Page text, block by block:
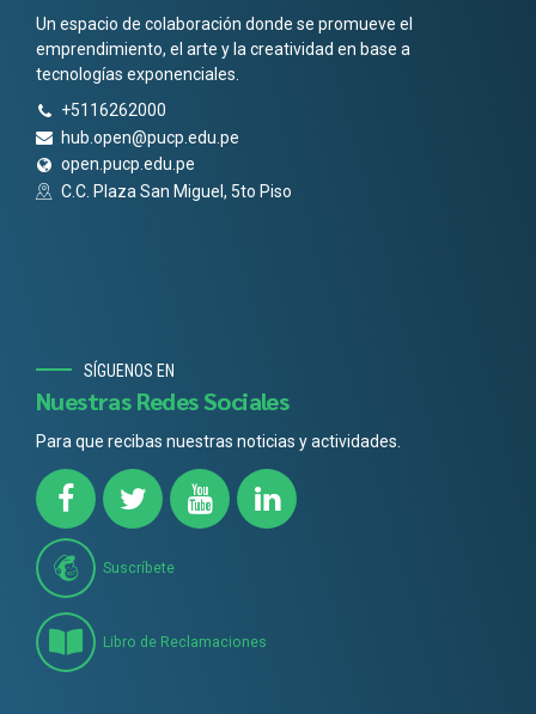
Un espacio de colaboración donde se promueve el
emprendimiento, el arte y la creatividad en base a
tecnologías exponenciales.
+5116262000
hub.open@pucp.edu.pe
open.pucp.edu.pe
C.C. Plaza San Miguel, 5to Piso
SÍGUENOS EN
Nuestras Redes Sociales
Para que recibas nuestras noticias y actividades.
Suscríbete
Libro de Reclamaciones